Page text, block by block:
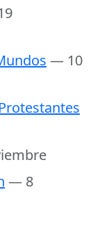
— 10
— 8